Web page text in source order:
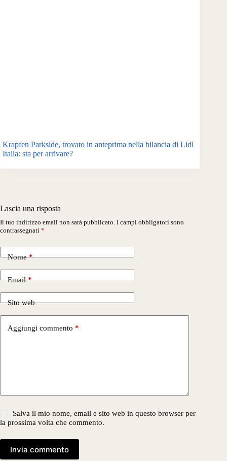
Krapfen Parkside, trovato in anteprima nella bilancia di Lidl
Italia: sta per arrivare?
Lascia una risposta
Il tuo indirizzo email non sarà pubblicato. I campi obbligatori sono
contrassegnati *
Nome*
Email*
Sito web
Aggiungi commento *
Salva il mio nome, email e sito web in questo browser per
la prossima volta che commento.
Invia commento